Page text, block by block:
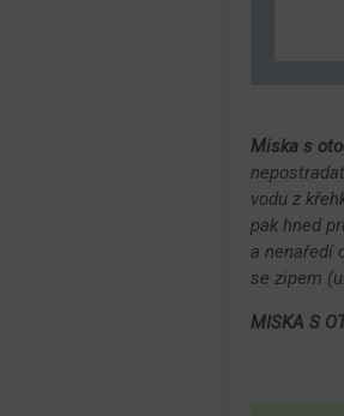
Miska s
vodu z
pak hned
a nenaředí
se zipem
MISKA S